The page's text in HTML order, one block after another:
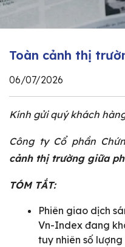
Toàn cảnh thị
06/07/2026
Kính gửi quý khách
Công ty Cổ phần
cảnh thị trường giữa
TÓM TẮT:
Phiên giao dịch
Vn-Index đang
tuy nhiên số